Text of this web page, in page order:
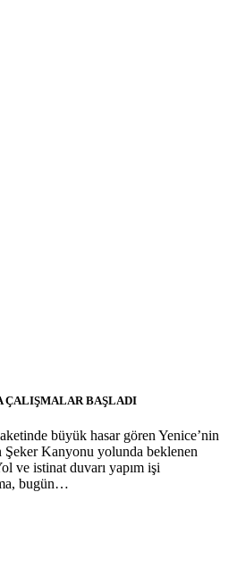
ÇALIŞMALAR BAŞLADI
büyük hasar gören Yenice’nin
Şeker Kanyonu yolunda beklenen
ve istinat duvarı yapım işi
bugün…